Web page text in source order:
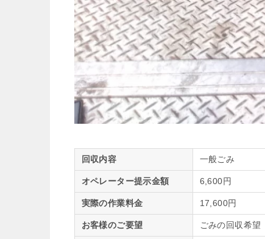
回収内容 一般ごみ
オペレーター提示金額 6,600円
実際の作業料金 17,600円
お客様のご要望 ごみの回収希望